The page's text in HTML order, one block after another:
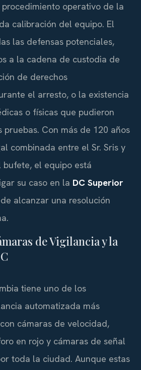
operativo de la
calibración del equipo. El
las defensas potenciales,
a la cadena de custodia de
de derechos
el arresto, o la existencia
o físicas que pudieron
Con más de 120 años
combinada entre el Sr. Sris y
el equipo está
su caso en la DC Superior
alcanzar una resolución
de Vigilancia y la
tiene uno de los
automatizada más
cámaras de velocidad,
en rojo y cámaras de señal
toda la ciudad. Aunque estas